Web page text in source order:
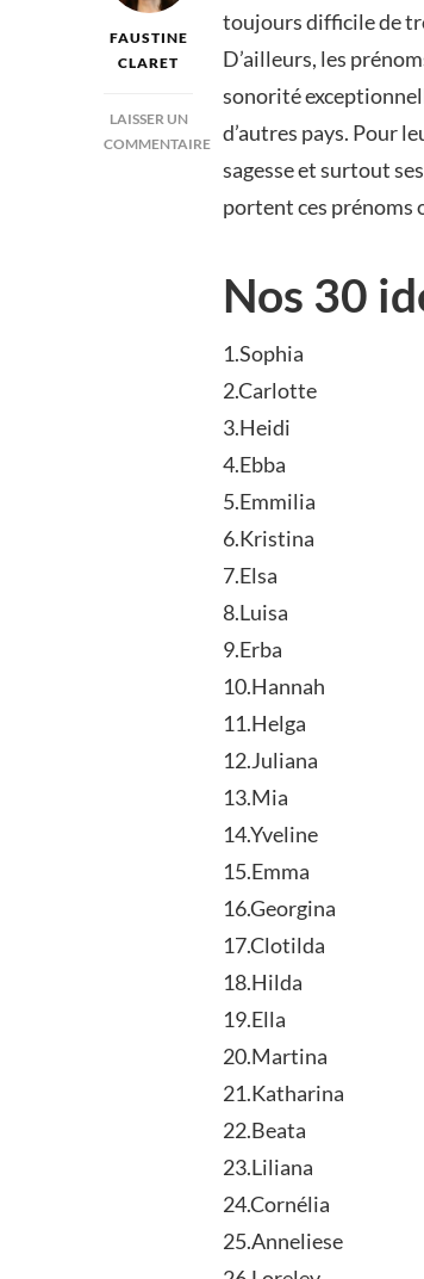
FAUSTINE
CLARET
LAISSER UN
COMMENTAIRE
AUTRICHIEN
toujours difficile de
D’ailleurs, les
sonorité
d’autres pays. Pour
sagesse et surtout
portent ces prénoms
Nos 30
1.Sophia
2.Carlotte
3.Heidi
4.Ebba
5.Emmilia
6.Kristina
7.Elsa
8.Luisa
9.Erba
10.Hannah
11.Helga
12.Juliana
13.Mia
14.Yveline
15.Emma
16.Georgina
17.Clotilda
18.Hilda
19.Ella
20.Martina
21.Katharina
22.Beata
23.Liliana
24.Cornélia
25.Anneliese